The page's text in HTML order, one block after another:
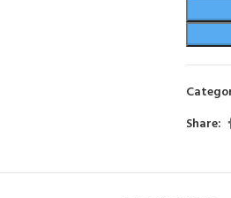
Share: